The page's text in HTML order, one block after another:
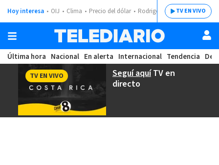
Hoy interesa OIJ Clima Precio del dólar Rodrigo ChavesTV EN VIVO
Última hora Nacional En alerta Internacional Tendencia
Seguí aquíTV en
directo
TV EN VIVO